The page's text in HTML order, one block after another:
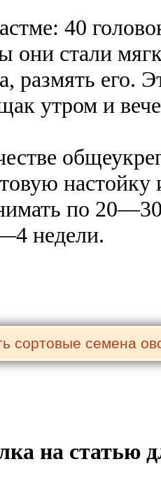
40
они стали
размять его.
утром и
настойку
по 20—30
недели.
на статью